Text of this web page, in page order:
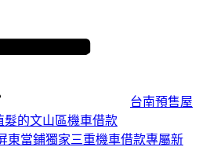
台南預售屋
髮的文山區機車借款
東當鋪獨家三重機車借款專屬新